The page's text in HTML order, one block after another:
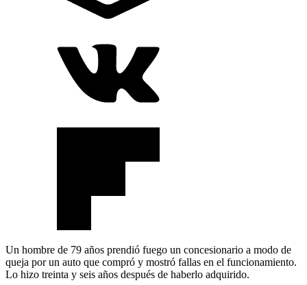
Un hombre de 79 años prendió fuego un concesionario a modo de
queja por un auto que compró y mostró fallas en el funcionamiento.
Lo hizo treinta y seis años después de haberlo adquirido.